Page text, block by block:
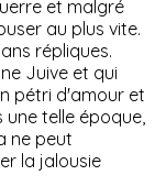
et malgré
au plus vite.
répliques.
Juive et qui
pétri d'amour et
telle époque,
ne peut
la jalousie